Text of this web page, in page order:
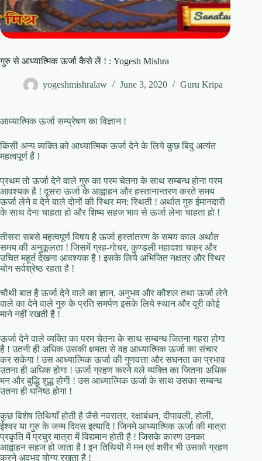
गुरु से आध्यात्मिक ऊर्जा कैसे लें ! : Yogesh Mishra
yogeshmishralaw June 3, 2020 Guru Kripa
आध्यात्मिक ऊर्जा सम्प्रेषण का विज्ञान !
किसी अन्य व्यक्ति को आध्यात्मिक ऊर्जा देने के लिये कुछ बिदु अत्यंत
महत्वपूर्ण हैं !
प्रथम तो ऊर्जा देने वाले गुरु का परम चेतना के साथ सम्बन्ध होना परम
आवश्यक है ! दूसरा ऊर्जा के आह्वाहन और हस्तानान्तरण करते समय
ऊर्जा लेने व देने वाले दोनों की स्थिर मन: स्थिती ! अर्थात गुरु ईमानदारी
के साथ देना चाहता हो और शिष्य सहज भाव से ऊर्जा लेना चाहता हो !
तीसरा सबसे महत्वपूर्ण विषय है ऊर्जा हस्तांतरण के समय काल अर्थात
समय की अनुकूलता ! जिसमें ग्रह-गोचर, कुण्डली महादशा चक्र और
उचित महूर्त देखना आवश्यक है ! इसके लिये अभिजित नक्षत्र और स्थिर
योग सर्वश्रेष्ठ रहता है !
चौथी बात है ऊर्जा देने वाले का ज्ञान, अनुभव और कौशल तथा ऊर्जा लेने
वाले का देने वाले गुरु के प्रति समर्पण इसके लिये स्थान और दूरी कोई
माने नहीं रखती है !
ऊर्जा देने वाले व्यक्ति का परम चेतना के साथ सम्बन्ध जितना गहरा होगा
है ! उतनी ही अधिक उसकी क्षमता से वह आध्यात्मिक ऊर्जा का संचार
कर सकेगा ! उस आध्यात्मिक ऊर्जा की गुणवत्ता और सघनता का प्रभाव
उतना ही अधिक होगा ! ऊर्जा ग्रहण करने वले व्यक्ति का जितना अधिक
मन और बुद्धि शुद्ध होगी ! उस आध्यात्मिक ऊर्जा के साथ उसका सम्बन्ध
उतना ही घनिष्ठ होगा !
कुछ विशेष तिथियाँ होती है जैसे नवरात्र, रक्षाबंधन, दीपावली, होली,
ईश्वर या गुरु के जन्म दिवस इत्यादि ! जिनमे आध्यात्मिक ऊर्जा की मात्रा
प्रकृति में प्रचुर मात्रा में विद्यमान होती है ! जिसके कारण उनका
आह्वाहन सहज हो जाता है ! इन तिथियों में मन एवं शरीर भी उसको ग्रहण
करने अदभुद योग्य रखता है !